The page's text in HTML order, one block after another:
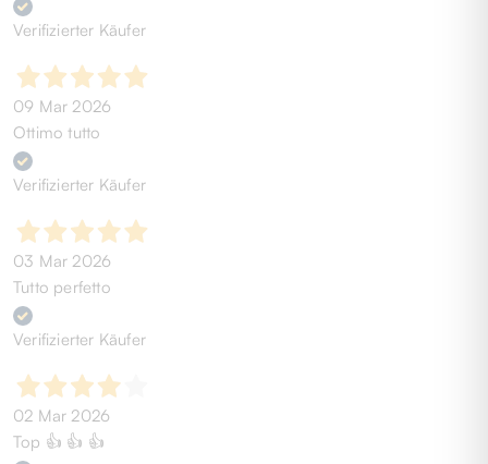
Verifizierter Käufer
09 Mar 2026
Ottimo tutto
Verifizierter Käufer
03 Mar 2026
Tutto perfetto
Verifizierter Käufer
02 Mar 2026
Top 👍 👍 👍